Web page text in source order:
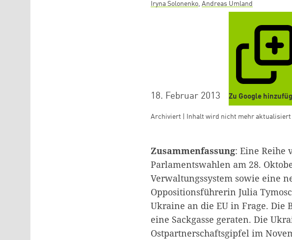
Iryna Solonenko, Andreas Umland
18. Februar 2013 Zu Google
Archiviert | Inhalt wird nicht mehr aktualisiert
Zusammenfassung: Eine Reihe
Parlamentswahlen am 28.
Verwaltungssystem sowie eine
Oppositionsführerin Julia
Ukraine an die EU in Frage. Die
eine Sackgasse geraten. Die
Ostpartnerschaftsgipfel im